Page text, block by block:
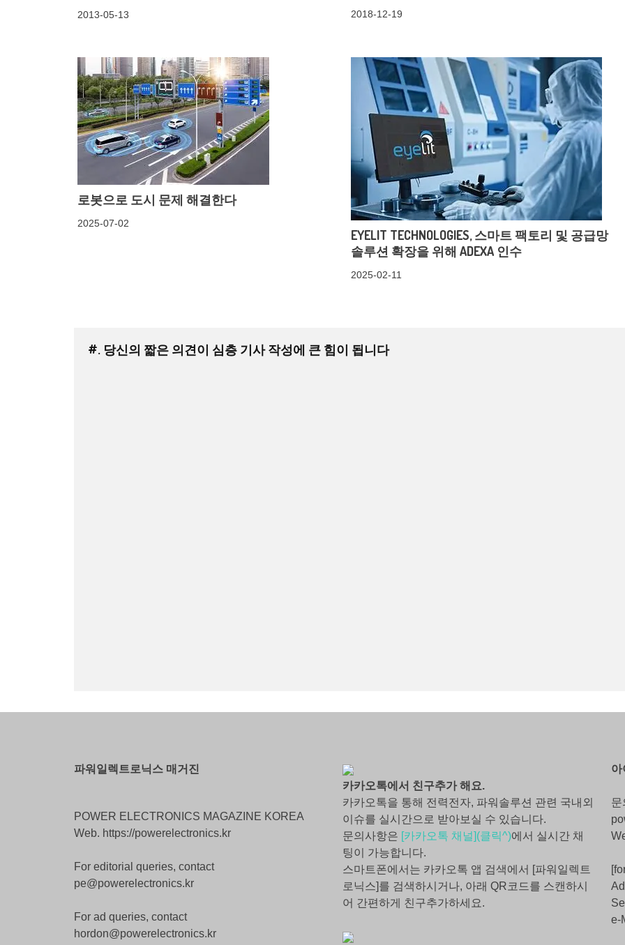
2013-05-13 2018-12-19
로봇으로 도시 문제 해결한다
2025-07-02
EYELIT TECHNOLOGIES, 스마트 팩토리 및 공급망
솔루션 확장을 위해 ADEXA 인수
2025-02-11
#. 당신의 짧은 의견이 심층 기사 작성에 큰 힘이 됩니다
파워일렉트로닉스 매거진
POWER ELECTRONICS MAGAZINE KOREA
Web. https://powerelectronics.kr
For editorial queries, contact
pe@powerelectronics.kr
For ad queries, contact
hordon@powerelectronics.kr
카카오톡에서 친구추가 해요.
카카오톡을 통해 전력전자, 파워솔루션 관련 국내외
이슈를 실시간으로 받아보실 수 있습니다.
문의사항은 [카카오톡 채널](클릭^)에서 실시간 채
팅이 가능합니다.
스마트폰에서는 카카오톡 앱 검색에서 [파워일렉트
로닉스]를 검색하시거나, 아래 QR코드를 스캔하시
어 간편하게 친구추가하세요.
아
문
e-